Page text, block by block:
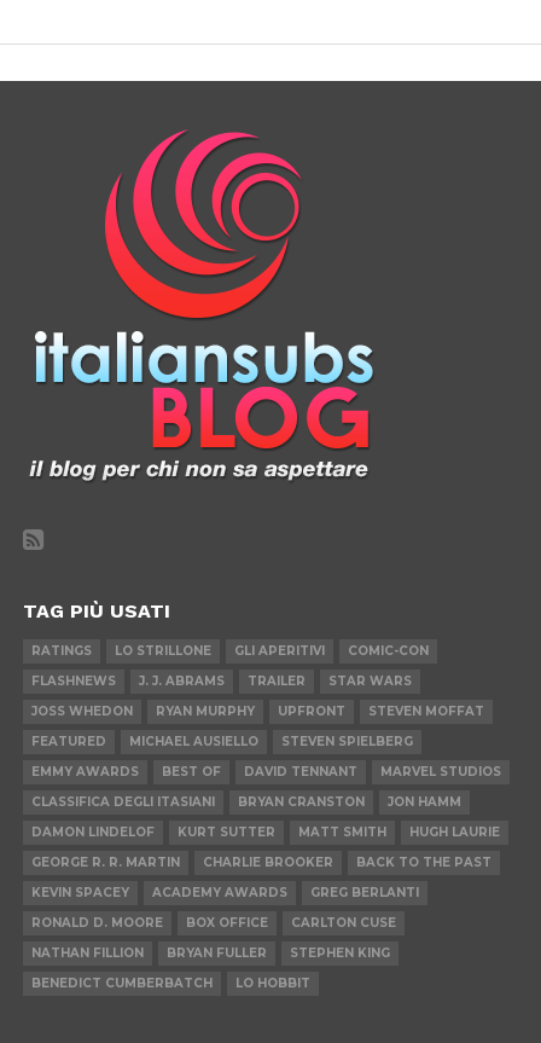
TAG PIÙ USATI
RATINGS LO STRILLONE GLI APERITIVI
COMIC-CON
FLASHNEWS
J. J. ABRAMS TRAILER
STAR WARS
JOSS WHEDON
RYAN MURPHY UPFRONT
STEVEN MOFFAT
FEATURED
MICHAEL AUSIELLO
STEVEN SPIELBERG
EMMY AWARDS
BEST OF DAVID TENNANT
MARVEL STUDIOS
CLASSIFICA DEGLI ITASIANI
BRYAN CRANSTON
JON HAMM
DAMON LINDELOF
KURT SUTTER MATT SMITH
HUGH LAURIE
GEORGE R. R. MARTIN
CHARLIE BROOKER
BACK TO THE PAST
KEVIN SPACEY
ACADEMY AWARDS
GREG BERLANTI
RONALD D. MOORE
BOX OFFICE
CARLTON CUSE
NATHAN FILLION
BRYAN FULLER
STEPHEN KING
BENEDICT CUMBERBATCH
LO HOBBIT